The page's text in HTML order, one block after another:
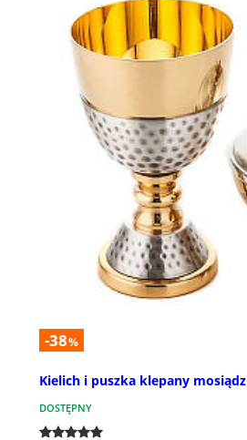
-38%
Kielich i puszka klepany mosiądz
DOSTĘPNY